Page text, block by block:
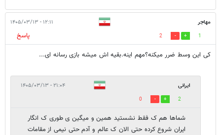
مهاجر ۱۲:۱۱ - ۱۴۰۵/۰۳/۱۳
1
2
پاسخ
کی این وسط ضرر میکنه؟مهم اینه.بقیه اش میشه بازی رسانه ای...
ایرانی ۲۱:۰۴ - ۱۴۰۵/۰۳/۱۳
2
0
شماها هم ک فقط نشستید همین و میگین ی طوری ک انگار
ایران شروع کرده حتی الان ک عالم و آدم حتی نیمی از مقامات